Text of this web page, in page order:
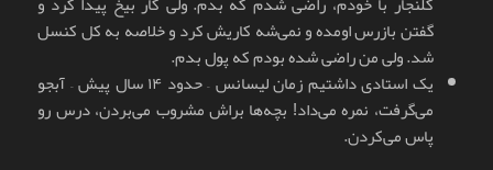
گفتن بازرس اومده و نمی‌شه کاریش کرد و خلاصه به کل کنسل
شد. ولی من راضی شده بودم که پول بدم.
یک استادی داشتیم زمان لیسانس – حدود ۱۴ سال پیش – آبجو
می‌گرفت، نمره می‌داد! بچه‌ها براش مشروب می‌بردن، درس رو
پاس می‌کردن.